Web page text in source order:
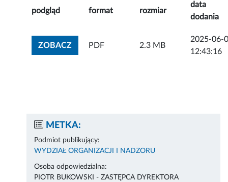
podgląd format rozmiar
data
dodania
ZOBACZZOBACZ ZAŁĄCZNIK
PDF 2.3 MB
2025-06-
12:43:16
METKA:
Podmiot publikujący:
WYDZIAŁ ORGANIZACJI I NADZORU
Osoba odpowiedzialna:
PIOTR BUKOWSKI - ZASTĘPCA DYREKTORA